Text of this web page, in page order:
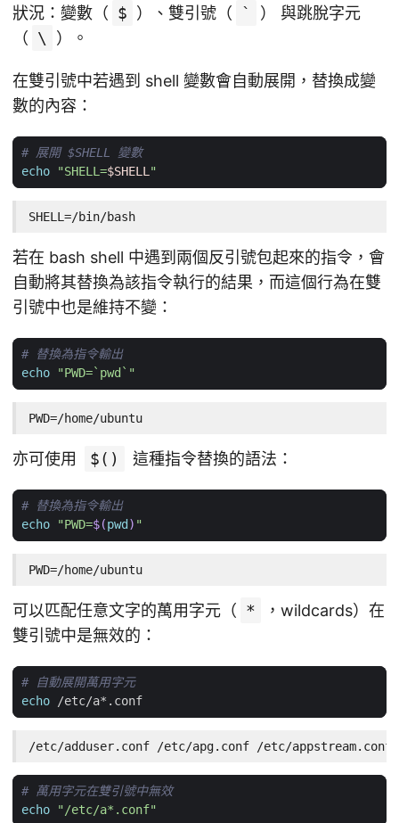
狀況：變數（ $ ）、雙引號（ `
） 與跳脫字元
（ \ ）。
在雙引號中若遇到 shell 變數會自動展開，替換成變
數的內容：
# 展開 $SHELL 變數
echo
"SHELL=$SHELL"
SHELL=/bin/bash
若在 bash shell 中遇到兩個反引號包起來的指令，會
自動將其替換為該指令執行的結果，而這個行為在雙
引號中也是維持不變：
# 替換為指令輸出
echo
"PWD=`pwd`"
PWD=/home/ubuntu
亦可使用 $() 這種指令替換的語法：
# 替換為指令輸出
echo
"PWD=$(pwd ) "
PWD=/home/ubuntu
可以匹配任意文字的萬用字元（ *
，wildcards）在
雙引號中是無效的：
# 自動展開萬用字元
echo
/etc/adduser.conf /etc/apg.conf /etc/appstream.conf
# 萬用字元在雙引號中無效
echo
"/etc/a*.conf"